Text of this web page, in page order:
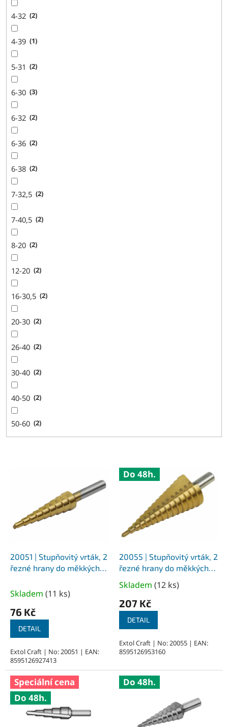
4-32 2
4-39 1
5-31 2
6-30 3
6-32 2
6-36 2
6-38 2
7-32,5 2
7-40,5 2
8-20 2
12-20 2
16-30,5 2
20-30 2
26-40 2
30-40 2
40-50 2
50-60 2
20051 | Stupňovitý vrták, 2
řezné hrany do měkkých
mm, stopka 6 mm,
povlakovaný TiC
Skladem (11 ks)
76 Kč
DETAIL
Extol Craft | No: 20051 | EAN:
8595126927413
Do 48h.
20055 | Stupňovitý vrták, 2
řezné hrany do měkkých
materiálů průměr 4-32
mm, stopka 10 mm,
povlakovaný TiC
Průměrné
hodnocení
produktu
5,0
z
5
Skladem (12 ks)
207 Kč
DETAIL
Extol Craft | No: 20055 | EAN:
8595126953160
Speciální cena
Do 48h.
Do 48h.